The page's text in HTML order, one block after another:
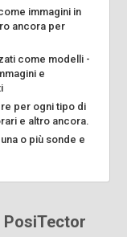
immagini in
ancora per
come modelli -
e
per ogni tipo di
e altro ancora.
o più sonde e